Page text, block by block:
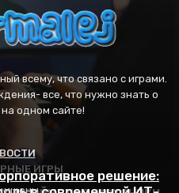
ИГРЫ
ИГРЫ
решение:
всему, что связано с играми.
все, что нужно знать о
одном сайте!